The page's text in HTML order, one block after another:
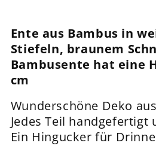
Stiefeln
ca.
25
cm
Stiefeln
ca.
25
Ente aus Bambus in
Stiefeln, braunem
Bambusente hat eine
cm
Wunderschöne Deko
Jedes Teil handgefertigt
Ein Hingucker für